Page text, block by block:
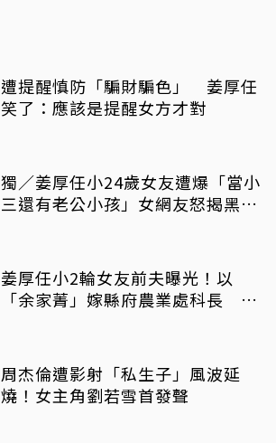
遭提醒慎防「騙財騙色」 姜厚任
笑了：應該是提醒女方才對
獨／姜厚任小24歲女友遭爆「當小
三還有老公小孩」女網友怒揭黑歷
姜厚任小2輪女友前夫曝光！以
「余家菁」嫁縣府農業處科長 交
周杰倫遭影射「私生子」風波延
燒！女主角劉若雪首發聲